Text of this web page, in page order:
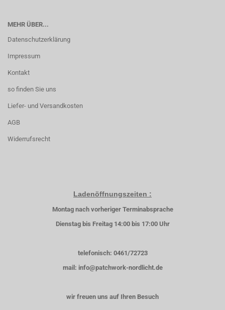
MEHR ÜBER...
Datenschutzerklärung
Impressum
Kontakt
so finden Sie uns
Liefer- und Versandkosten
AGB
Widerrufsrecht
Ladenöffnungszeiten :
Montag nach vorheriger Terminabsprache
Dienstag bis Freitag 14:00 bis 17:00 Uhr
telefonisch: 0461/72723
mail: info@patchwork-nordlicht.de
wir freuen uns auf Ihren Besuch